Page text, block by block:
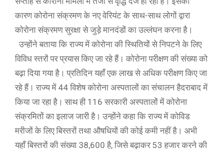
कारण कोरोना संक्रमण के नए वेरियंट के साथ-साथ लोगों द्वारा
कोरोना संक्रमण सुरक्षा से जुड़े मानदंडों का उल्लंघन करना है।
उन्होंने बताया कि राज्य में कोरोना की स्थितियों से निपटने के लिए
विविध स्तरों पर प्रयास किए जा रहे हैं। कोरोना परीक्षण की संख्या को
बढ़ा दिया गया है। प्रतिदिन यहाँ एक लाख से अधिक परीक्षण किए जा
रहे हैं। राज्य में 44 विशेष कोरोना अस्पतालों का संचालन हैदराबाद में
किया जा रहा है। साथ ही 116 सरकारी अस्पतालों में कोरोना
संक्रमितों का इलाज जारी है। उन्होंने कहा कि राज्य में कोविड
मरीजों के लिए बिस्तरों तथा औषधियों की कोई कमी नहीं है। अभी
यहाँ बिस्तरों की संख्या 38,600 है, जिसे बढ़ाकर 53 हजार करने की